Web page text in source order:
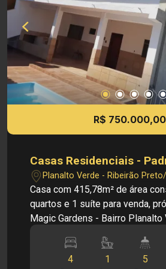
Bonfim paulista, área tranquila
Fácil acesso a supermercados,
escolas e comércios da cidade Investimento de
Venda: R$ 750.000,00 Cód.: V34935 Imobiliária
Sônia & Ramalho. Para além de
imobiliários, tradição, inovação
Obs: A imobiliária se reserva
qualquer informação referente
dados e disponibilidade de
R$
Casas Residenciais -
Planalto Verde - Ribeirão
Casa com 415,78m² de área
quartos e 1 suíte para venda,
Magic Gardens - Bairro
da cidade, ampla variedade de
mercados e transporte público. Principais
4 1 5